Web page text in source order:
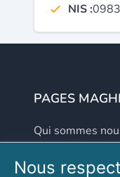
NIS :
PAGES
Qui sommes
Nous